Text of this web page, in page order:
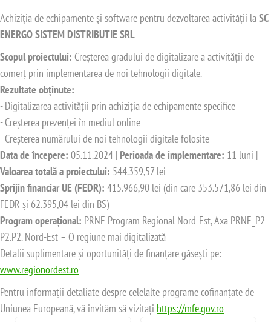
Achiziția de echipamente și software pentru dezvoltarea activității laSC
ENERGO SISTEM DISTRIBUTIE SRL
Scopul proiectului: Creșterea gradului de digitalizare a activității de
comerț prin implementarea de noi tehnologii digitale.
Rezultate obținute:
- Digitalizarea activității prin achiziția de echipamente specifice
- Creșterea prezenței în mediul online
- Creșterea numărului de noi tehnologii digitale folosite
Data de începere: 05.11.2024 | Perioada de implementare: 11 luni |
Valoarea totală a proiectului: 544.359,57 lei
Sprijin financiar UE (FEDR): 415.966,90 lei (din care 353.571,86 lei din
FEDR și 62.395,04 lei din BS)
Program operațional: PRNE Program Regional Nord-Est, Axa PRNE_P2
P2.P2. Nord-Est – O regiune mai digitalizată
Detalii suplimentare și oportunități de finanțare găsești pe:
www.regionordest.ro
Pentru informații detaliate despre celelalte programe cofinanțate de
Uniunea Europeană, vă invităm să vizitați https://mfe.gov.ro